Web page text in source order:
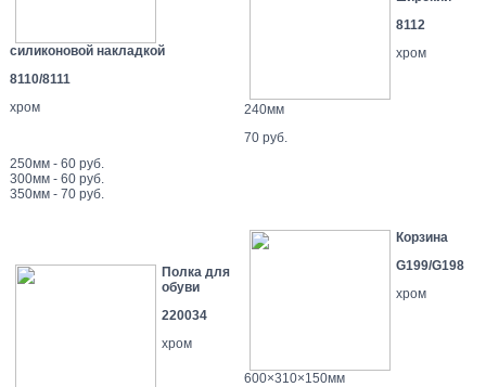
силиконовой накладкой
8110/8111
хром
250мм - 60 руб.
300мм - 60 руб.
350мм - 70 руб.
8112
хром
240мм
70 руб.
Полка для
обуви
220034
хром
Корзина
G199/G198
хром
600×310×150мм